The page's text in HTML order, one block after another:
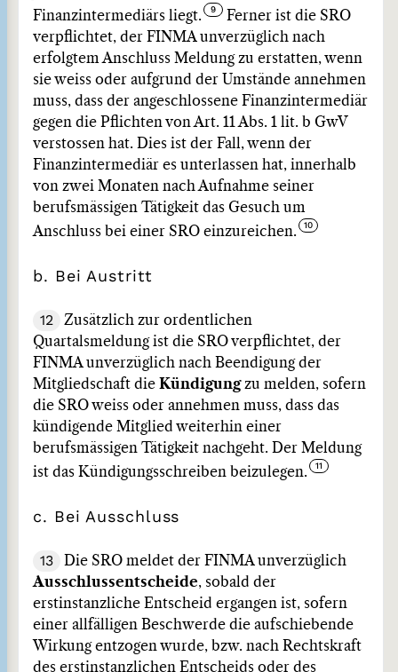
Finanzintermediärs liegt.
Ferner ist die SRO
verpflichtet, der FINMA unverzüglich nach
erfolgtem Anschluss Meldung zu erstatten, wenn
sie weiss oder aufgrund der Umstände annehmen
muss, dass der angeschlossene Finanzintermediär
gegen die Pflichten von Art. 11 Abs. 1 lit. b GwV
verstossen hat. Dies ist der Fall, wenn der
Finanzintermediär es unterlassen hat, innerhalb
von zwei Monaten nach Aufnahme seiner
berufsmässigen Tätigkeit das Gesuch um
Anschluss bei einer SRO einzureichen.
b. Bei Austritt
12
Zusätzlich zur ordentlichen
Quartalsmeldung ist die SRO verpflichtet, der
FINMA unverzüglich nach Beendigung der
Mitgliedschaft die Kündigungzu melden, sofern
die SRO weiss oder annehmen muss, dass das
kündigende Mitglied weiterhin einer
berufsmässigen Tätigkeit nachgeht. Der Meldung
ist das Kündigungsschreiben beizulegen.
c. Bei Ausschluss
13
Die SRO meldet der FINMA unverzüglich
Ausschlussentscheide, sobald der
erstinstanzliche Entscheid ergangen ist, sofern
einer allfälligen Beschwerde die aufschiebende
Wirkung entzogen wurde, bzw. nach Rechtskraft
des erstinstanzlichen Entscheids oder des